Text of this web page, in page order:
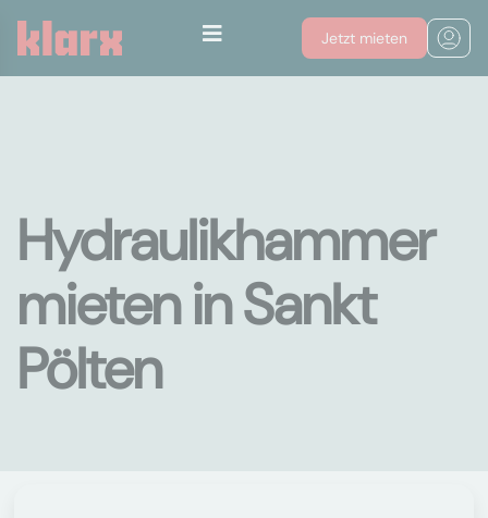
Jetzt mieten
Hydraulikhammer
mieten in Sankt
Pölten